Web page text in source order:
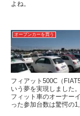
よね。
オープンカーを買う
フィアット500C（
いう夢を実現しました
フィット車のオーナー
った参加台数は驚愕の